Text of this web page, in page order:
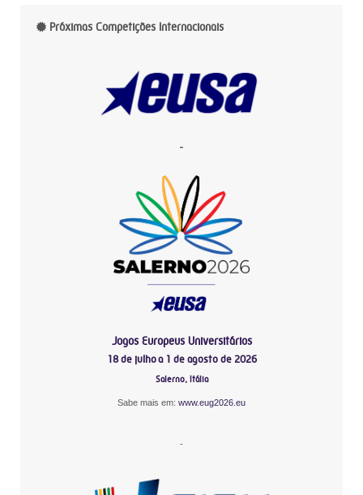
Próximas Competições Internacionais
-
Jogos Europeus Universitários
18 de julho a 1 de agosto de 2026
Salerno, Itália
Sabe mais em: www.eug2026.eu
-